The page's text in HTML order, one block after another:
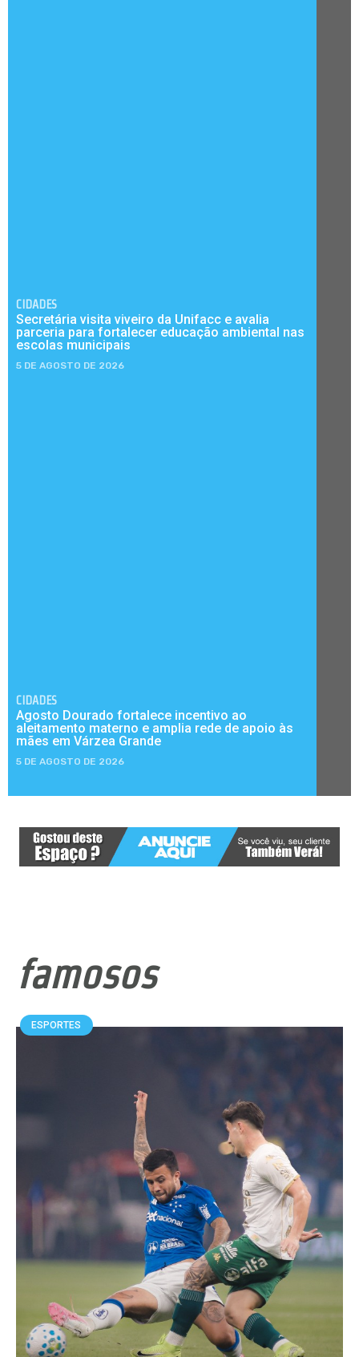
CIDADES
Secretária visita viveiro da Unifacc e avalia
parceria para fortalecer educação ambiental nas
escolas municipais
5 DE AGOSTO DE 2026
CIDADES
Agosto Dourado fortalece incentivo ao
aleitamento materno e amplia rede de apoio às
mães em Várzea Grande
5 DE AGOSTO DE 2026
famosos
ESPORTES